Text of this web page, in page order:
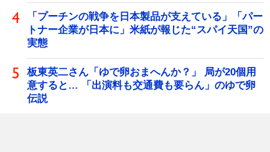
「プーチンの戦争を日本製品が支えている」「パー
トナー企業が日本に」米紙が報じた“スパイ天国”の
実態
板東英二さん「ゆで卵おまへんか？」 局が20個用
意すると… 「出演料も交通費も要らん」のゆで卵
伝説